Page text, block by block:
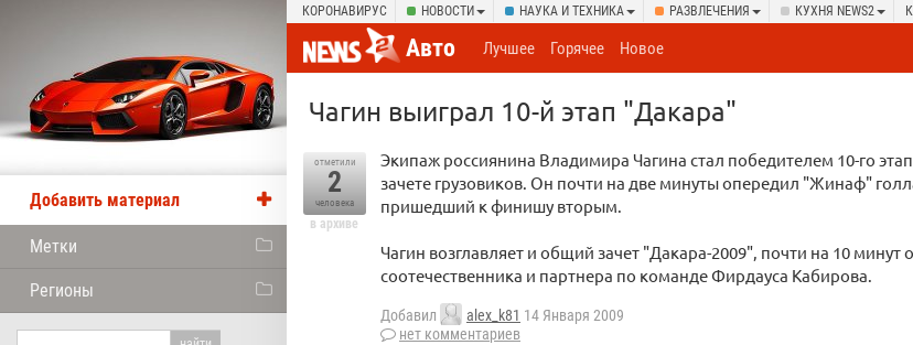
КОРОНАВИРУС НОВОСТИ НАУКА И ТЕХНИКА РАЗВЛЕЧЕНИЯ КУХНЯ NEWS2
Авто Лучшее Горячее Новое
Чагин выиграл 10-й этап "Дакара"
отметили
2
человека
в архиве
Экипаж россиянина Владимира Чагина стал победителем 10-го
зачете грузовиков. Он почти на две минуты опередил "Жинаф"
пришедший к финишу вторым.
Чагин возглавляет и общий зачет "Дакара-2009", почти на 10 минут
соотечественника и партнера по команде Фирдауса Кабирова.
Добавил alex_k81 14 Января 2009
нет комментариев
Добавить материал
Метки
Регионы